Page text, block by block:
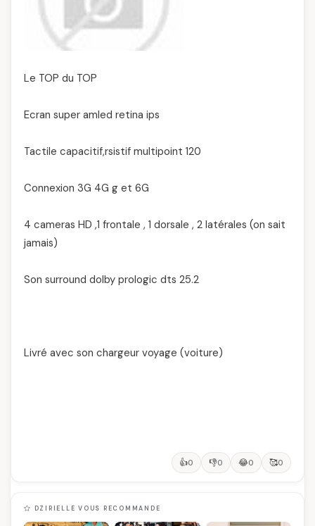
Le TOP du TOP
Ecran super amled retina ips
Tactile capacitif,rsistif multipoint 120
Connexion 3G 4G g et 6G
4 cameras HD ,1 frontale , 1 dorsale , 2 latérales (on sait
jamais)
Son surround dolby prologic dts 25.2
Livré avec son chargeur voyage (voiture)
👍0 👎0 😂0 🥰0
DZIRIELLE VOUS RECOMMANDE